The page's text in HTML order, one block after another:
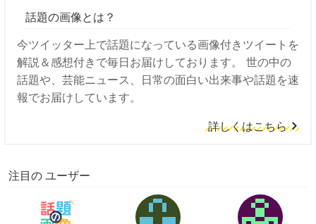
話題の画像とは？
今ツイッター上で話題になっている画像付きツイートを
解説＆感想付きで毎日お届けしております。 世の中の
話題や、芸能ニュース、日常の面白い出来事や話題を速
報でお届けしています。
詳しくはこちら
注目の ユーザー